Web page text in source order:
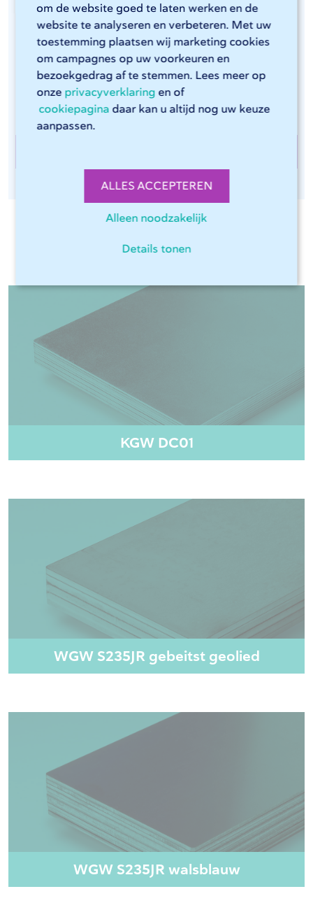
om de website goed te laten werken en de
website te analyseren en verbeteren. Met uw
toestemming plaatsen wij marketing cookies
om campagnes op uw voorkeuren en
bezoekgedrag af te stemmen. Lees meer op
onze privacyverklaring en of
cookiepagina daar kan u altijd nog uw keuze
aanpassen.
ALLES ACCEPTEREN
Alleen noodzakelijk
Details tonen
verwijderen, zorgt 247TailorSteel desgewenst ook
voor randafwerking als nabewerking. Essentieel voor
onder andere de voedingsmiddelenindustrie en
materiaal dat gecoat gaat worden. Randafwerking
van staal gebeurt op een van onze zes LISSMAC-
machines.
Relevante materialen
KGW DC01
WGW S235JR gebeitst geolied
WGW S235JR walsblauw